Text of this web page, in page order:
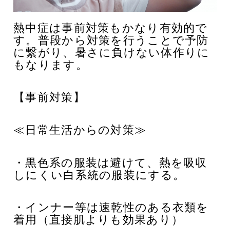
熱中症は事前対策もかなり有効的で
す。普段から対策を行うことで予防
に繋がり、暑さに負けない体作りに
もなります。
【事前対策】
≪日常生活からの対策≫
・黒色系の服装は避けて、熱を吸収
しにくい白系統の服装にする。
・インナー等は速乾性のある衣類を
着用（直接肌よりも効果あり）